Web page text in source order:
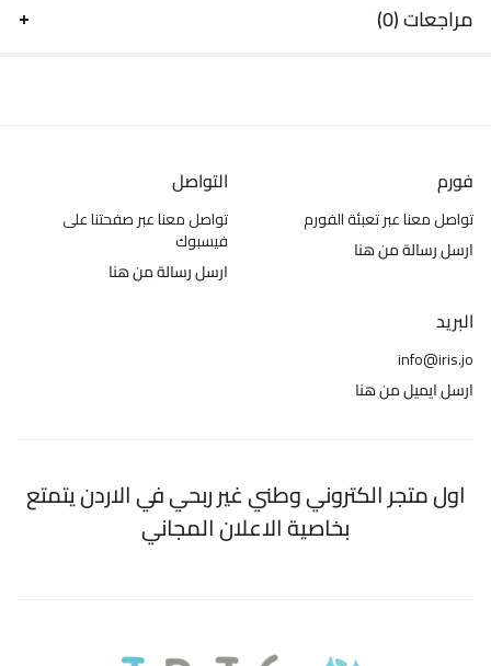
مراجعات (0)
فورم
تواصل معنا عبر تعبئة الفورم
ارسل رسالة من هنا
التواصل
تواصل معنا عبر صفحتنا على
فيسبوك
ارسل رسالة من هنا
البريد
info@iris.jo
ارسل ايميل من هنا
اول متجر الكتروني وطني غير ربحي في الاردن يتمتع
بخاصية الاعلان المجاني